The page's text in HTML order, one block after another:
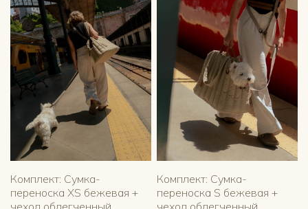
Комплект: Сумка-
переноска XS бежевая +
чехол облегченный
Комплект: Сумка-
переноска S бежевая +
чехол облегченный